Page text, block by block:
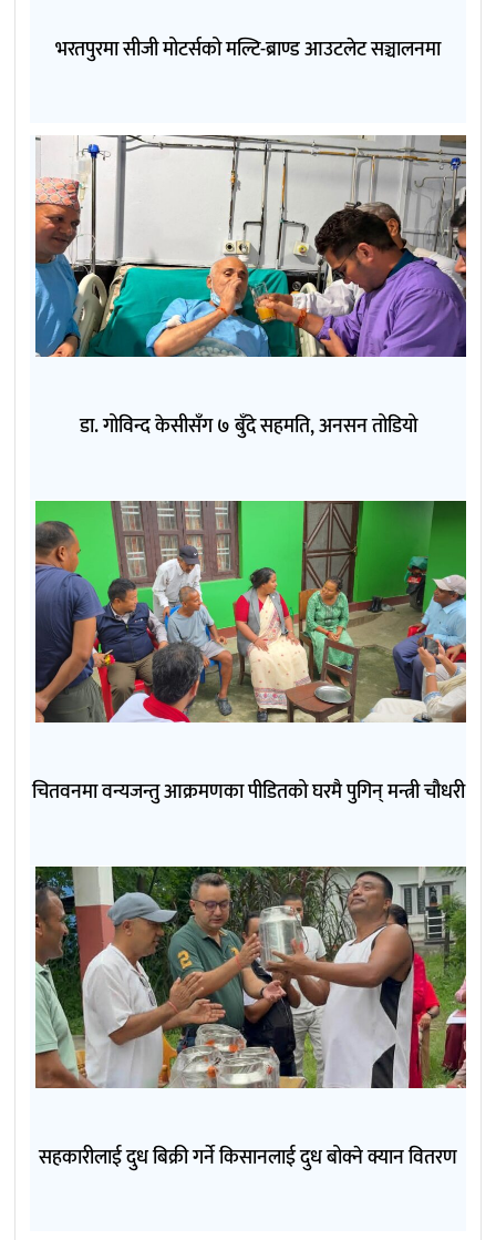
भरतपुरमा सीजी मोटर्सको मल्टि-ब्राण्ड आउटलेट सञ्चालनमा
डा. गोविन्द केसीसँग ७ बुँदे सहमति, अनसन तोडियो
चितवनमा वन्यजन्तु आक्रमणका पीडितको घरमै पुगिन् मन्त्री चौधरी
सहकारीलाई दुध बिक्री गर्ने किसानलाई दुध बोक्ने क्यान वितरण